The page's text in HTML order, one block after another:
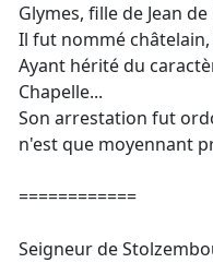
Glymes, fille de Jean
Il fut nommé
Ayant hérité du
Chapelle...
Son arrestation fut
n'est que moyennant
============
Seigneur de